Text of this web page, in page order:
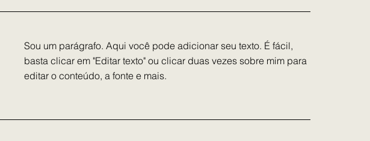
Sou um parágrafo. Aqui você pode adicionar seu texto. É fácil,
basta clicar em "Editar texto" ou clicar duas vezes sobre mim para
editar o conteúdo, a fonte e mais.